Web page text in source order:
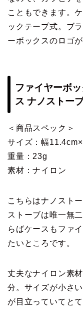
こともできます。
ックテープ式。ブ
ーボックスのロゴ
ファイヤーボ
ス ナノストー
＜商品スペック＞
サイズ：幅
重量：23g
素材：ナイロン
こちらはナノスト
ストーブは唯一無
らばケースもファ
たいところです。
丈夫なナイロン素
分。サイズが小さ
が目立っていてと